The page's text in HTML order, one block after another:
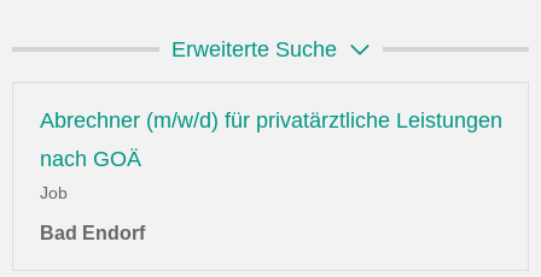
Erweiterte Suche
Abrechner (m/w/d) für privatärztliche Leistungen
nach GOÄ
Job
Bad Endorf